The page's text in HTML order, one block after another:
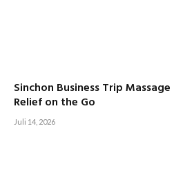
Sinchon Business Trip
Relief on the Go
Juli 14, 2026